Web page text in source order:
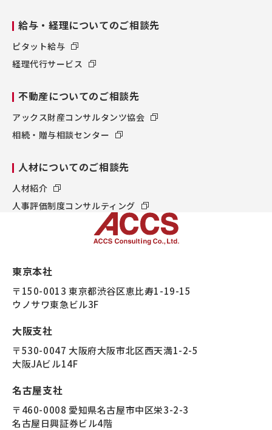
給与・経理についてのご相談先
ピタット給与
経理代行サービス
不動産についてのご相談先
アックス財産コンサルタンツ協会
相続・贈与相談センター
人材についてのご相談先
人材紹介
人事評価制度コンサルティング
東京本社
〒150-0013 東京都渋谷区恵比寿1-19-15
ウノサワ東急ビル3F
大阪支社
〒530-0047 大阪府大阪市北区西天満1-2-5
大阪JAビル14F
名古屋支社
〒460-0008 愛知県名古屋市中区栄3-2-3
名古屋日興証券ビル4階